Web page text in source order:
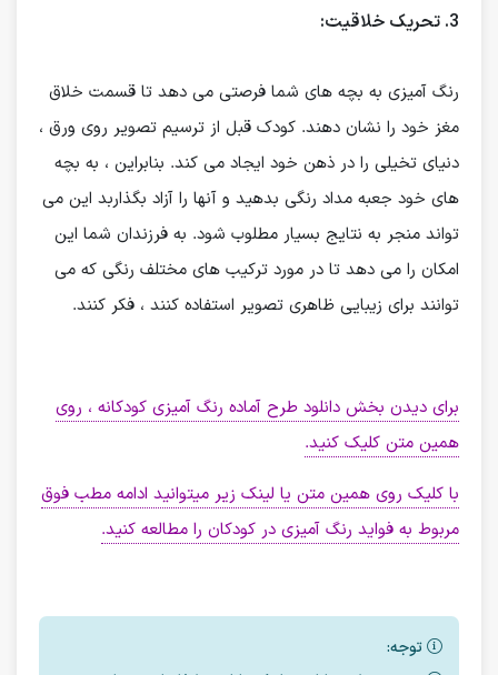
3. تحریک خلاقیت:
رنگ آمیزی به بچه های شما فرصتی می دهد تا قسمت خلاق
مغز خود را نشان دهند. کودک قبل از ترسیم تصویر روی ورق ،
دنیای تخیلی را در ذهن خود ایجاد می کند. بنابراین ، به بچه
های خود جعبه مداد رنگی بدهید و آنها را آزاد بگذاربد این می
تواند منجر به نتایج بسیار مطلوب شود. به فرزندان شما این
امکان را می دهد تا در مورد ترکیب های مختلف رنگی که می
توانند برای زیبایی ظاهری تصویر استفاده کنند ، فکر کنند.
برای دیدن بخش دانلود طرح آماده رنگ آمیزی کودکانه ، روی
همین متن کلیک کنید.
با کلیک روی همین متن یا لینک زیر میتوانید ادامه مطب فوق
مربوط به فواید رنگ آمیزی در کودکان را مطالعه کنید.
توجه: